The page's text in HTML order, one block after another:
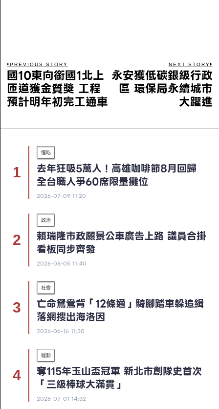
PREVIOUS STORY
國10東向銜國1北上
匝道獲金質獎 工程
預計明年初完工通車
NEXT STORY
永安獲低碳銀級行政
區 環保局永續城市
大躍進
懂吃
去年狂吸5萬人！高雄咖啡節8月回歸
全台職人爭60席限量攤位
2026-07-09 11:20
政治
賴瑞隆市政願景公車廣告上路 議員合掛
看板同步齊發
2026-08-05 11:40
社會
亡命鴛鴦背「12條通」騎腳踏車躲追緝
落網搜出海洛因
2026-06-16 11:30
運動
奪115年玉山盃冠軍 新北市創隊史首次
「三級棒球大滿貫」
2026-07-01 14:32